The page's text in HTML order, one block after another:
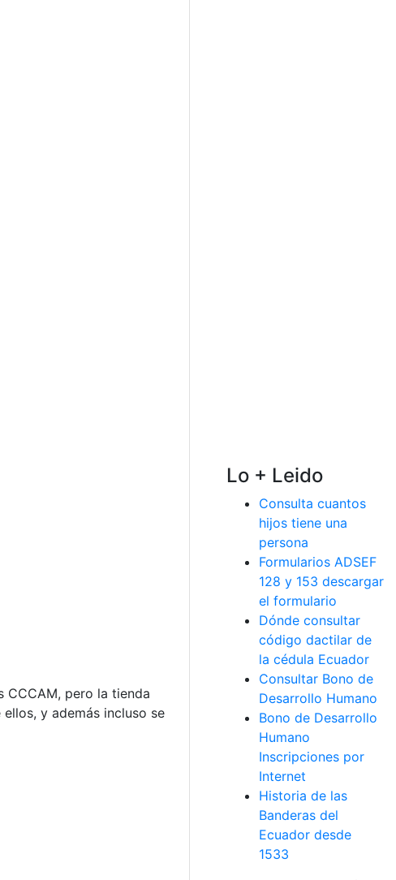
CCCAM, pero la tienda
y además incluso se
Lo + Leido
Consulta cuantos
hijos tiene una
persona
Formularios ADSEF
128 y 153 descargar
el formulario
Dónde consultar
código dactilar de
la cédula Ecuador
Consultar Bono de
Desarrollo Humano
Bono de Desarrollo
Humano
Inscripciones por
Internet
Historia de las
Banderas del
Ecuador desde
1533